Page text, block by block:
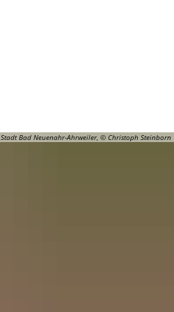
Stadt Bad Neuenahr-Ahrweiler, © Christoph Steinborn